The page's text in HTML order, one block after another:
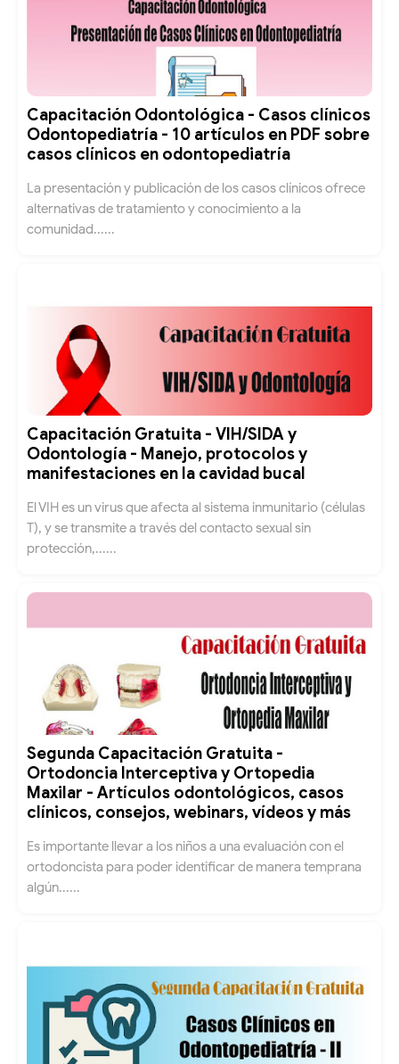
Capacitación Odontológica - Casos clínicos
Odontopediatría - 10 artículos en PDF sobre
casos clínicos en odontopediatría
La presentación y publicación de los casos clínicos ofrece
alternativas de tratamiento y conocimiento a la
comunidad......
Capacitación Gratuita - VIH/SIDA y
Odontología - Manejo, protocolos y
manifestaciones en la cavidad bucal
El VIH es un virus que afecta al sistema inmunitario (células
T), y se transmite a través del contacto sexual sin
protección,......
Segunda Capacitación Gratuita -
Ortodoncia Interceptiva y Ortopedia
Maxilar - Artículos odontológicos, casos
clínicos, consejos, webinars, vídeos y más
Es importante llevar a los niños a una evaluación con el
ortodoncista para poder identificar de manera temprana
algún......